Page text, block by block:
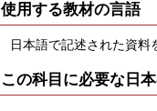
使用する教材の言語
日本語で記述された資料
この科目に必要な日